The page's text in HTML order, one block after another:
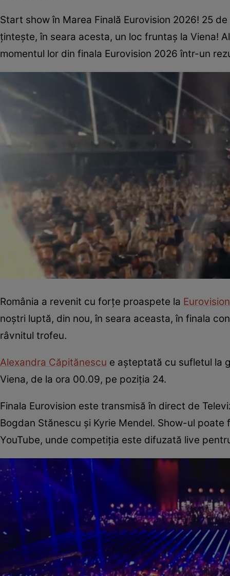
Start show în Marea Finală Eurovision 2026! 25
țintește, în seara acesta, un loc fruntaș la Viena!
momentul lor din finala Eurovision 2026 într-un
România a revenit cu forțe proaspete la Eurovision
noștri luptă, din nou, în seara aceasta, în finala
râvnitul trofeu.
Alexandra Căpitănescu e așteptată cu sufletul la
Viena, de la ora 00.09, pe poziția 24.
Finala Eurovision este transmisă în direct de
Bogdan Stănescu și Kyrie Mendel. Show-ul
YouTube, unde competiția este difuzată live